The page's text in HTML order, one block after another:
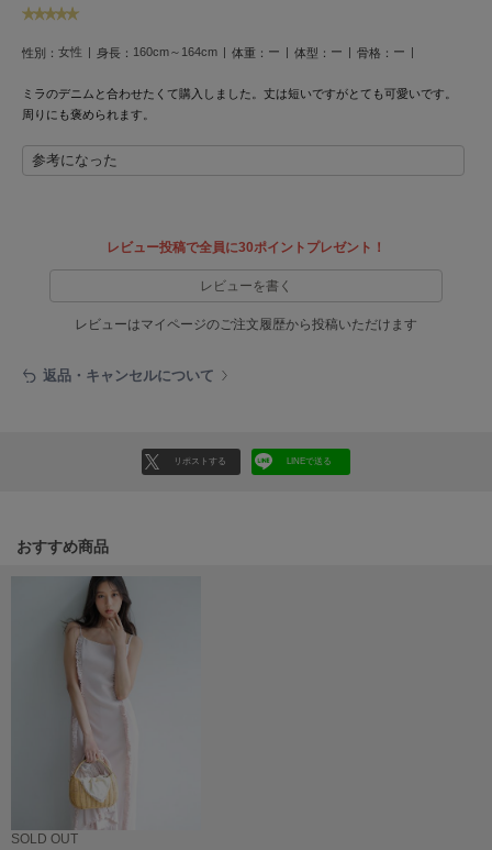
NEW Balance
ニューバランス
nezu
ネズ
NIKE
パトリック
Philly chocolate
フィリーチョコレート
性別： 女性 身長： 160cm～164cm 体重： ー 体型： ー 骨格： ー
ミラのデニムと合わせたくて購入しました。 丈は短いですがとても可愛いです。
周りにも褒められます。
参考になった
レビュー投稿で全員に30ポイントプレゼント！
レビューを書く
レビューはマイページのご注文履歴から投稿いただけます
返品・キャンセルについて
リポストする LINEで送る
おすすめ商品
SOLD OUT